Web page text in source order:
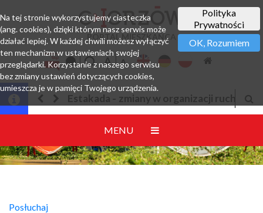
PORTAL MIESZKAŃCA
w organizacji ruchuJesteśmy w EZD
MENU
Posłuchaj
Polityka
Prywatności
OK, Rozumiem
Na tej stronie wykorzystujemy ciasteczka
(ang. cookies), dzięki którym nasz serwis może
działać lepiej. W każdej chwili możesz wyłączyć
ten mechanizm w ustawieniach swojej
przeglądarki. Korzystanie z naszego serwisu
bez zmiany ustawień dotyczących cookies,
umieszcza je w pamięci Twojego urządzenia.